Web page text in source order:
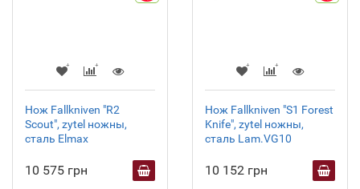
Нож Fallkniven "R2
Scout", zytel ножны,
сталь Elmax
10 575 грн
Нож Fallkniven "S1 Forest
Knife", zytel ножны,
сталь Lam.VG10
10 152 грн